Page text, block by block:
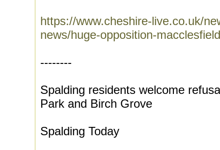
https://www.cheshire-live.co.uk/
news/huge-opposition-
--------
Spalding residents welcome
Park and Birch Grove
Spalding Today